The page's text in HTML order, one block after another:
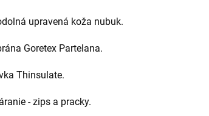
upravená koža nubuk.
Goretex Partelana.
Thinsulate.
- zips a pracky.